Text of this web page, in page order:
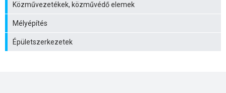
Közművezetékek, közművédő elemek
Mélyépítés
Épületszerkezetek